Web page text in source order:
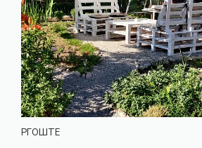
РГОШТЕ